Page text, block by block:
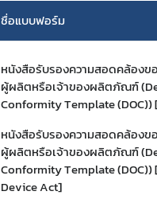
ชื่อแบบฟอร์ม
หนังสือรับรองความสอดคล้อง
ผู้ผลิตหรือเจ้าของผลิตภัณฑ์
Conformity Template (DOC))
หนังสือรับรองความสอดคล้อง
ผู้ผลิตหรือเจ้าของผลิตภัณฑ์
Conformity Template (DOC))
Device Act]
Subscribe
เลือกหัวข้อที่ท่านต้องการ